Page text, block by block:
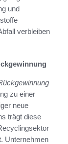
und
verbleiben
zu einer
neue
trägt diese
Unternehmen